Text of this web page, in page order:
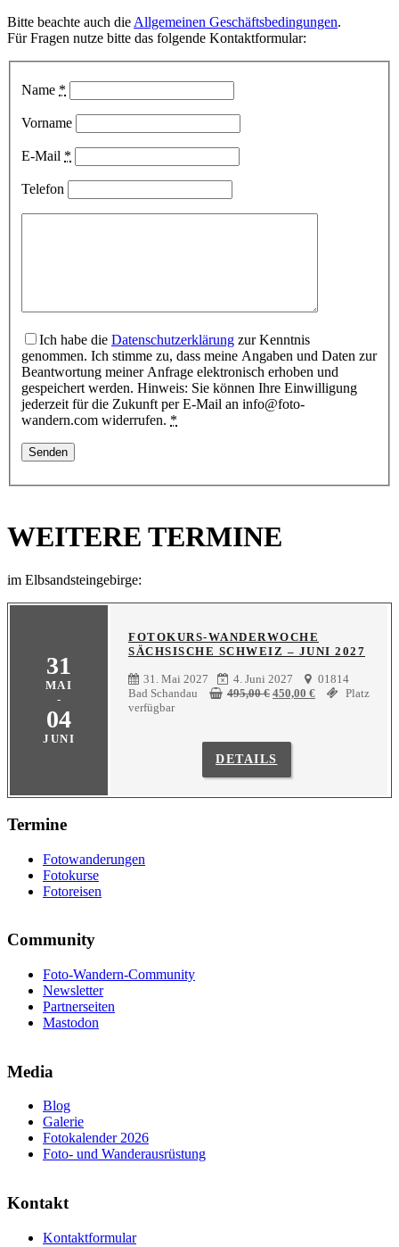
Menge
Bitte beachte auch die Allgemeinen Geschäftsbedingungen.
Für Fragen nutze bitte das folgende Kontaktformular:
Name *
Vorname
E-Mail *
Telefon
Ich habe die Datenschutzerklärung zur Kenntnis
genommen. Ich stimme zu, dass meine Angaben und Daten zur
Beantwortung meiner Anfrage elektronisch erhoben und
gespeichert werden. Hinweis: Sie können Ihre Einwilligung
jederzeit für die Zukunft per E-Mail an info@foto-
wandern.com widerrufen. *
WEITERE TERMINE
im Elbsandsteingebirge:
31
MAI
-
04
JUNI
FOTOKURS-WANDERWOCHE
SÄCHSISCHE SCHWEIZ – JUNI 2027
31. Mai 2027 4. Juni 2027
01814
Bad Schandau
495,00€ Ursprünglicher
450,00 €Aktueller
Platz
verfügbar
DETAILS
Termine
Fotowanderungen
Fotokurse
Fotoreisen
Community
Foto-Wandern-Community
Newsletter
Partnerseiten
Mastodon
Media
Blog
Galerie
Fotokalender 2026
Foto- und Wanderausrüstung
Kontakt
Kontaktformular